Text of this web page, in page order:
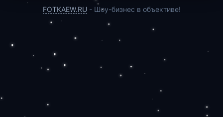
FOTKAEW.RU - Шоу-бизнес в объективе!